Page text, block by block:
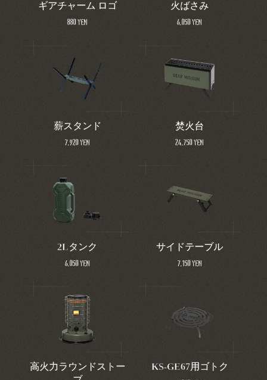
ギアチャーム ロゴ
880 yen
火ばさみ
6,050 yen
薪スタンド
7,920 yen
焚火台
24,750 yen
2Lタンク
6,050 yen
サイドテーブル
7,150 yen
高火力ラウンドストー
KS-GE67用ゴトク